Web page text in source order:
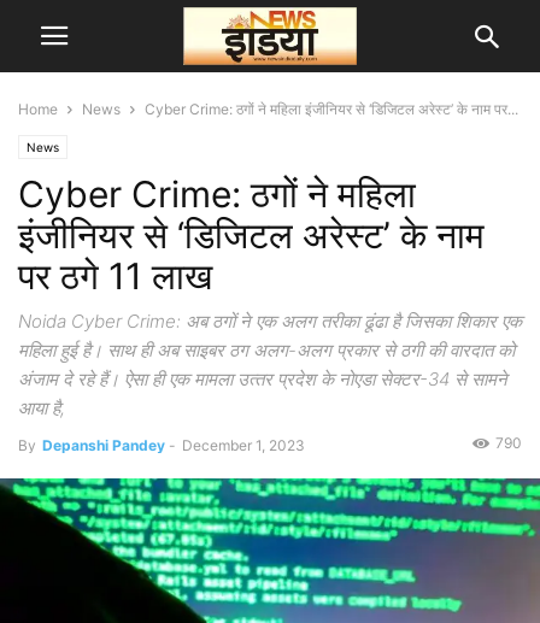
Home News Cyber ​​Crime: ठगों ने मह‍िला इंजी‍नि‍यर से ‘ड‍िजिटल अरेस्‍ट’ के नाम पर...
News
Cyber ​​Crime: ठगों ने मह‍िला
इंजी‍नि‍यर से ‘ड‍िजिटल अरेस्‍ट’ के नाम
पर ठगे 11 लाख
Noida Cyber Crime: अब ठगों ने एक अलग तरीका ढूंढा है जिसका शिकार एक
महिला हुई है। साथ ही अब साइबर ठग अलग-अलग प्रकार से ठगी की वारदात को
अंजाम दे रहे हैं। ऐसा ही एक मामला उत्‍तर प्रदेश के नोएडा सेक्‍टर-34 से सामने
आया है,
By Depanshi Pandey - December 1, 2023 790